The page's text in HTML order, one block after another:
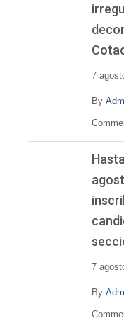
7
By
7
By